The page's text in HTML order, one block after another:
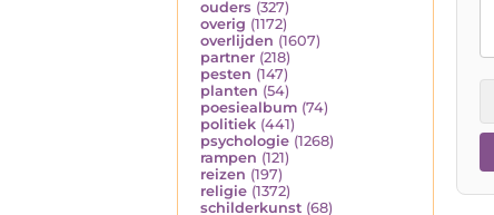
ouders (327)
overig (1172)
overlijden (1607)
partner (218)
pesten (147)
planten (54)
poesiealbum (74)
politiek (441)
psychologie (1268)
rampen (121)
reizen (197)
religie (1372)
schilderkunst (68)